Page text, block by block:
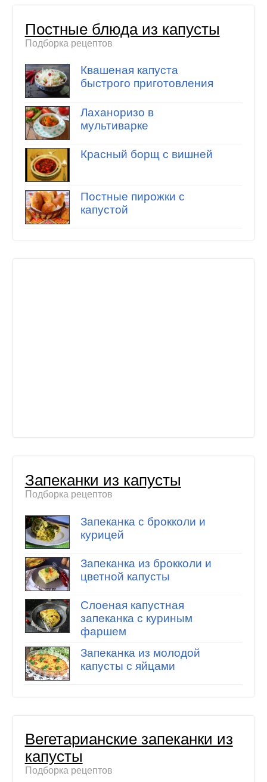
Постные блюда из капусты
Подборка рецептов
Квашеная капуста
быстрого приготовления
Лаханоризо в
мультиварке
Красный борщ с вишней
Постные пирожки с
капустой
Запеканки из капусты
Подборка рецептов
Запеканка с брокколи и
курицей
Запеканка из брокколи и
цветной капусты
Слоеная капустная
запеканка с куриным
фаршем
Запеканка из молодой
капусты с яйцами
Вегетарианские запеканки из
капусты
Подборка рецептов